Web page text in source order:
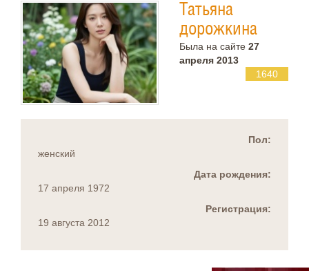
Татьяна
дорожкина
Была на сайте 27
апреля 2013
1640
Пол:
женский
Дата рождения:
17 апреля 1972
Регистрация:
19 августа 2012